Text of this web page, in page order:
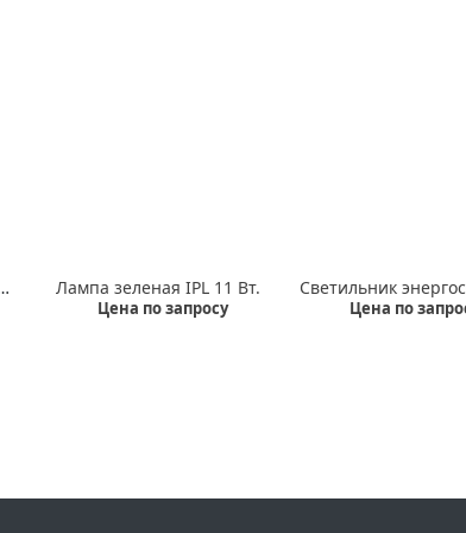
Orion 11 Вт. Лампа зеленая IPL 11 Вт.
Цена по запросу Цена по